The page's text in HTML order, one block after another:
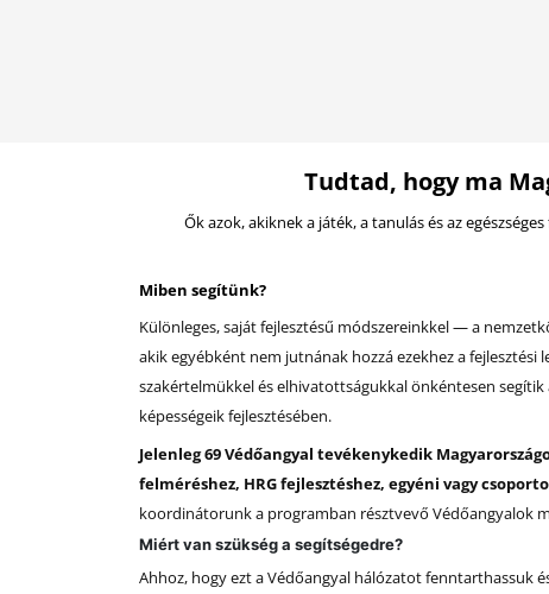
Tudtad, hogy ma
Ők azok, akiknek a játék, a tanulás és az
Miben segítünk?
Különleges, saját fejlesztésű módszereinkkel — a
akik egyébként nem jutnának hozzá ezekhez a fejlesztési
szakértelmükkel és elhivatottságukkal önkéntesen
képességeik fejlesztésében.
Jelenleg 69 Védőangyal tevékenykedik
felméréshez, HRG fejlesztéshez, egyéni vagy
koordinátorunk a programban résztvevő Védőangyalok
Miért van szükség a segítségedre?
Ahhoz, hogy ezt a Védőangyal hálózatot fenntarthassuk